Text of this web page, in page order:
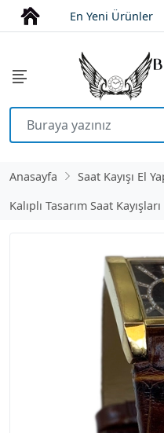
En Yeni Ürünler
Anasayfa
Saat Kayışı El
Kalıplı Tasarım Saat Kayışları